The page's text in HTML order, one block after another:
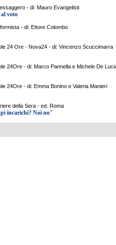
- di: Mauro Evangelisti
voto
- di: Ettore Colombo
24 Ore - Nova24 - di: Vincenzo Scuccimarra
24Ore - di: Marco Pannella e Michele De
24Ore - di: Emma Bonino e Valeria Manieri
della Sera - ed. Roma
incarichi? Noi no"